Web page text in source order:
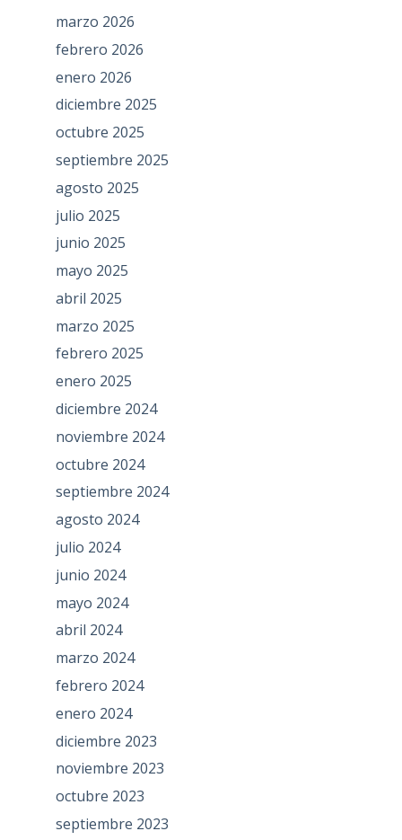
marzo 2026
febrero 2026
enero 2026
diciembre 2025
octubre 2025
septiembre 2025
agosto 2025
julio 2025
junio 2025
mayo 2025
abril 2025
marzo 2025
febrero 2025
enero 2025
diciembre 2024
noviembre 2024
octubre 2024
septiembre 2024
agosto 2024
julio 2024
junio 2024
mayo 2024
abril 2024
marzo 2024
febrero 2024
enero 2024
diciembre 2023
noviembre 2023
octubre 2023
septiembre 2023